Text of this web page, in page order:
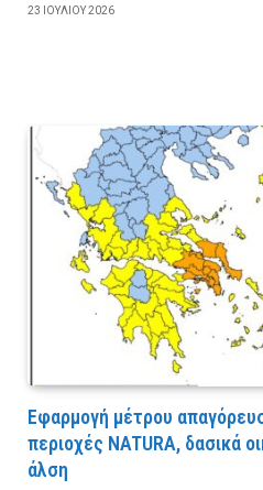
23 ΙΟΥΛΊΟΥ 2026
Εφαρμογή μέτρου
περιοχές NATURA, δασικά
άλση